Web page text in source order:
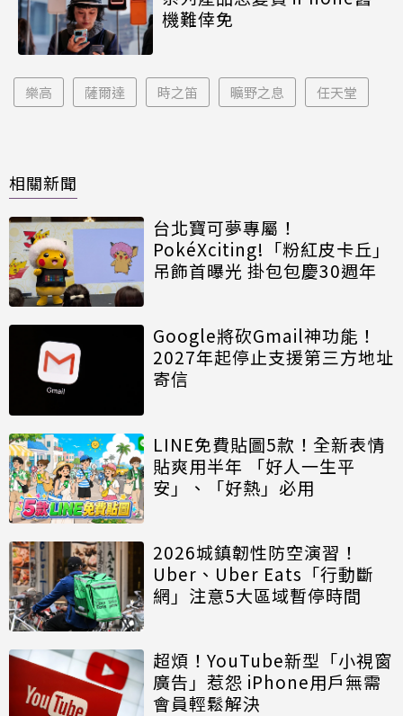
機難倖免
樂高 薩爾達 時之笛 曠野之息 任天堂
相關新聞
台北寶可夢專屬！
PokéXciting!「粉紅皮卡丘」
吊飾首曝光 掛包包慶30週年
Google將砍Gmail神功能！
2027年起停止支援第三方地址
寄信
LINE免費貼圖5款！全新表情
貼爽用半年 「好人一生平
安」、「好熱」必用
2026城鎮韌性防空演習！
Uber、Uber Eats「行動斷
網」注意5大區域暫停時間
超煩！YouTube新型「小視窗
廣告」惹怨 iPhone用戶無需
會員輕鬆解決